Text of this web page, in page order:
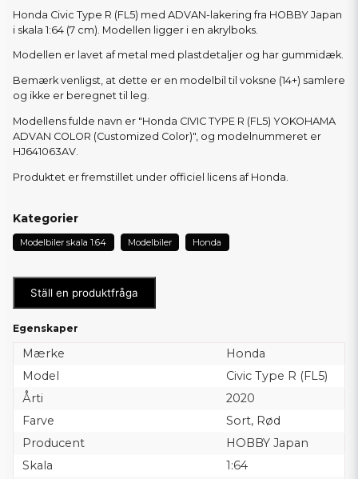
Honda Civic Type R (FL5) med ADVAN-lakering fra HOBBY Japan
i skala 1:64 (7 cm). Modellen ligger i en akrylboks.
Modellen er lavet af metal med plastdetaljer og har gummidæk.
Bemærk venligst, at dette er en modelbil til voksne (14+) samlere
og ikke er beregnet til leg.
Modellens fulde navn er "Honda CIVIC TYPE R (FL5) YOKOHAMA
ADVAN COLOR (Customized Color)", og modelnummeret er
HJ641063AV.
Produktet er fremstillet under officiel licens af Honda.
Kategorier
Modelbiler skala 1:64 Modelbiler Honda
Ställ en produktfråga
Egenskaper
Mærke
Honda
Model
Civic Type R (FL5)
Årti
2020
Farve
Sort, Rød
Producent
HOBBY Japan
Skala
1:64